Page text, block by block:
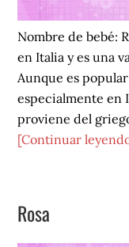
Nombre de bebé:
en Italia y es una
Aunque es
especialmente en
proviene del
[Continuar
Rosa